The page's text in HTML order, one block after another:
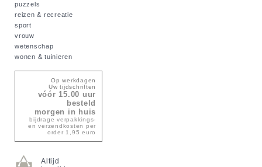
puzzels
reizen & recreatie
sport
vrouw
wetenschap
wonen & tuinieren
Op werkdagen
Uw tijdschriften
vóór 15.00 uur
besteld
morgen in huis
bijdrage verpakkings-
en verzendkosten per
order 1,95 euro
Altijd